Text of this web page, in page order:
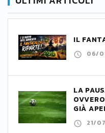
IL
06/
LA
GIÀ
21/